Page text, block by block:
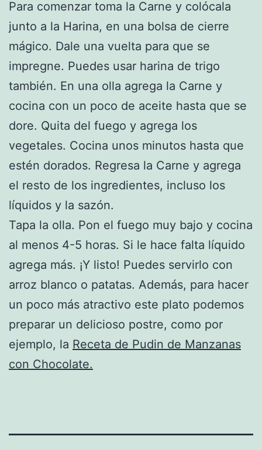
Para comenzar toma la Carne y colócala
junto a la Harina, en una bolsa de cierre
mágico. Dale una vuelta para que se
impregne. Puedes usar harina de trigo
también. En una olla agrega la Carne y
cocina con un poco de aceite hasta que se
dore. Quita del fuego y agrega los
vegetales. Cocina unos minutos hasta que
estén dorados. Regresa la Carne y agrega
el resto de los ingredientes, incluso los
líquidos y la sazón.
Tapa la olla. Pon el fuego muy bajo y cocina
al menos 4-5 horas. Si le hace falta líquido
agrega más. ¡Y listo! Puedes servirlo con
arroz blanco o patatas. Además, para hacer
un poco más atractivo este plato podemos
preparar un delicioso postre, como por
ejemplo, la Receta de Pudin de Manzanas
con Chocolate.